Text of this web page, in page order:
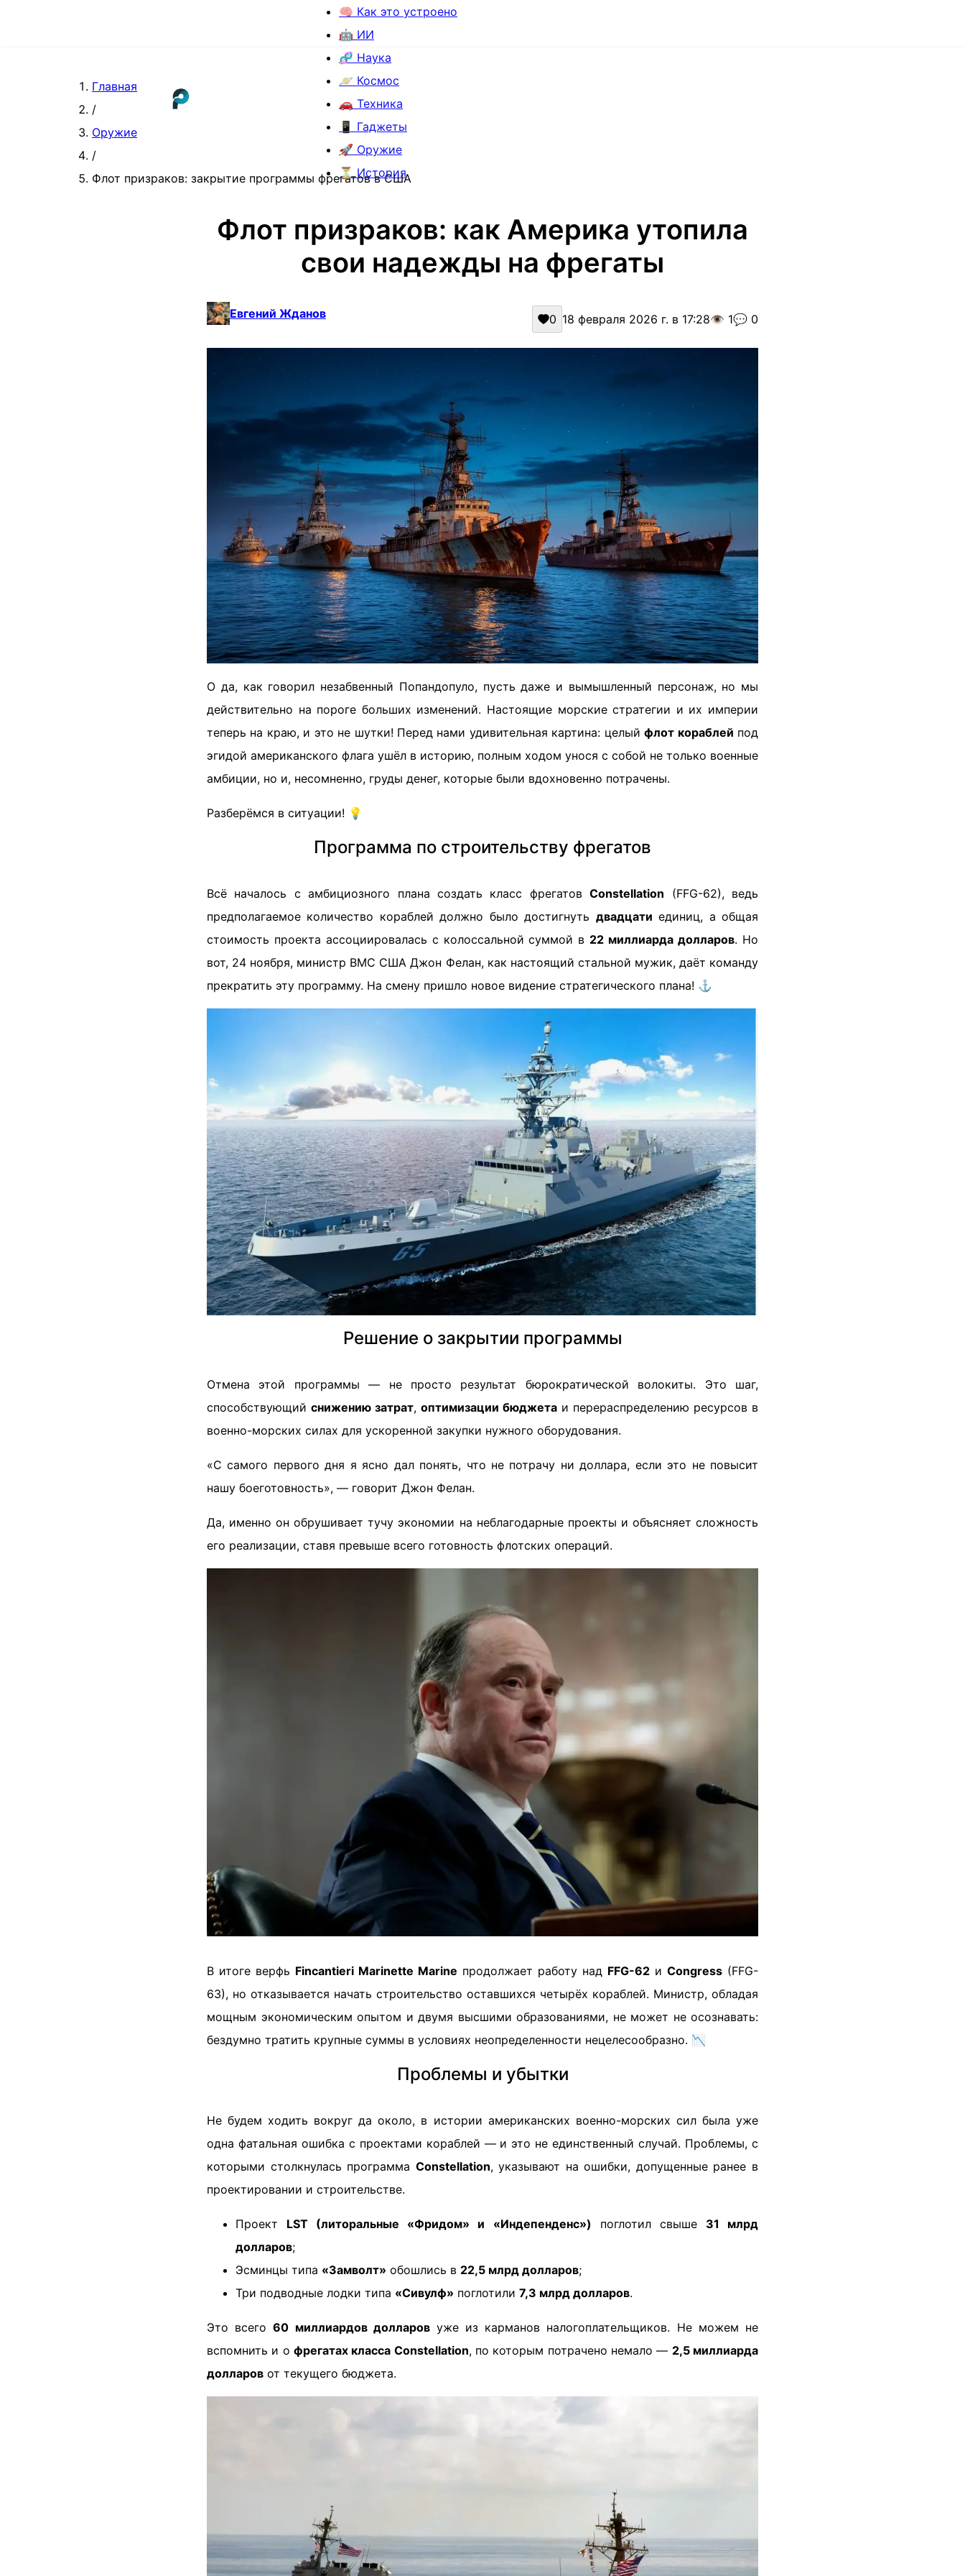
🧠 Как это устроено
🤖 ИИ
🧬 Наука
🪐 Космос
🚗 Техника
📱 Гаджеты
🚀 Оружие
⏳ История
Главная
/
Оружие
/
Флот призраков: закрытие программы фрегатов в США
Флот призраков: как Америка утопила
свои надежды на фрегаты
Евгений Жданов 0 18 февраля 2026 г. в 17:28👁️ 1💬 0
О да, как говорил незабвенный Попандопуло, пусть даже и вымышленный персонаж, но мы
действительно на пороге больших изменений. Настоящие морские стратегии и их империи
теперь на краю, и это не шутки! Перед нами удивительная картина: целыйфлот кораблей под
эгидой американского флага ушёл в историю, полным ходом унося с собой не только военные
амбиции, но и, несомненно, груды денег, которые были вдохновенно потрачены.
Разберёмся в ситуации! 💡
Программа по строительству фрегатов
Всё началось с амбициозного плана создать класс фрегатовConstellation (FFG-62), ведь
предполагаемое количество кораблей должно было достигнуть двадцати единиц, а общая
стоимость проекта ассоциировалась с колоссальной суммой в 22 миллиарда долларов. Но
вот, 24 ноября, министр ВМС США Джон Фелан, как настоящий стальной мужик, даёт команду
прекратить эту программу. На смену пришло новое видение стратегического плана! ⚓
Решение о закрытии программы
Отмена этой программы — не просто результат бюрократической волокиты. Это шаг,
способствующий снижению затрат, оптимизации бюджета и перераспределению ресурсов в
военно-морских силах для ускоренной закупки нужного оборудования.
«С самого первого дня я ясно дал понять, что не потрачу ни доллара, если это не повысит
нашу боеготовность», — говорит Джон Фелан.
Да, именно он обрушивает тучу экономии на неблагодарные проекты и объясняет сложность
его реализации, ставя превыше всего готовность флотских операций.
В итоге верфь Fincantieri Marinette Marine продолжает работу над FFG-62 и Congress (FFG-
63), но отказывается начать строительство оставшихся четырёх кораблей. Министр, обладая
мощным экономическим опытом и двумя высшими образованиями, не может не осознавать:
бездумно тратить крупные суммы в условиях неопределенности нецелесообразно. 📉
Проблемы и убытки
Не будем ходить вокруг да около, в истории американских военно-морских сил была уже
одна фатальная ошибка с проектами кораблей — и это не единственный случай. Проблемы, с
которыми столкнулась программа Constellation, указывают на ошибки, допущенные ранее в
проектировании и строительстве.
Проект LST (литоральные «Фридом» и «Индепенденс») поглотил свыше 31 млрд
долларов;
Эсминцы типа «Замволт» обошлись в 22,5 млрд долларов;
Три подводные лодки типа «Сивулф» поглотили 7,3 млрд долларов.
Это всего60 миллиардов долларовуже из карманов налогоплательщиков. Не можем не
вспомнить и о фрегатах класса Constellation, по которым потрачено немало — 2,5 миллиарда
долларов от текущего бюджета.